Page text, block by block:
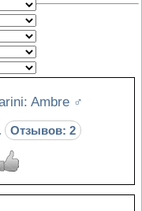
Ambre ♂
Отзывов: 2